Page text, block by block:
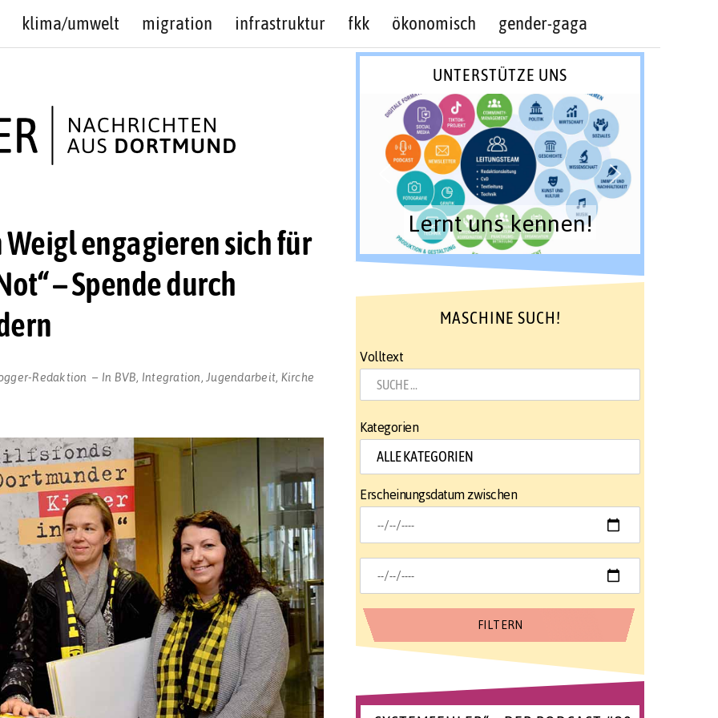
klima/umwelt migration infrastruktur fkk ökonomisch gender-gaga
engagieren sich für
– Spende durch
Redaktion In BVB Integration Jugendarbeit Kirche
UNTERSTÜTZE UNS
Lernt uns kennen!
MASCHINE SUCH!
Volltext
Kategorien
Erscheinungsdatum zwischen